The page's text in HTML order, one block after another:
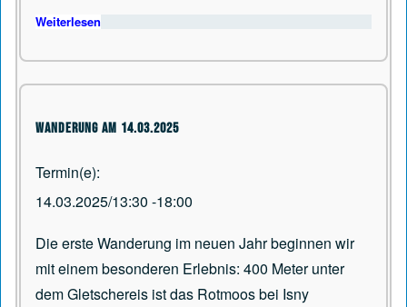
Weiterlesen
Wanderung am 14.03.2025
Termin(e)
14.03.2025/13:30 -18:00
Die erste Wanderung im neuen Jahr beginnen wir
mit einem besonderen Erlebnis: 400 Meter unter
dem Gletschereis ist das Rotmoos bei Isny